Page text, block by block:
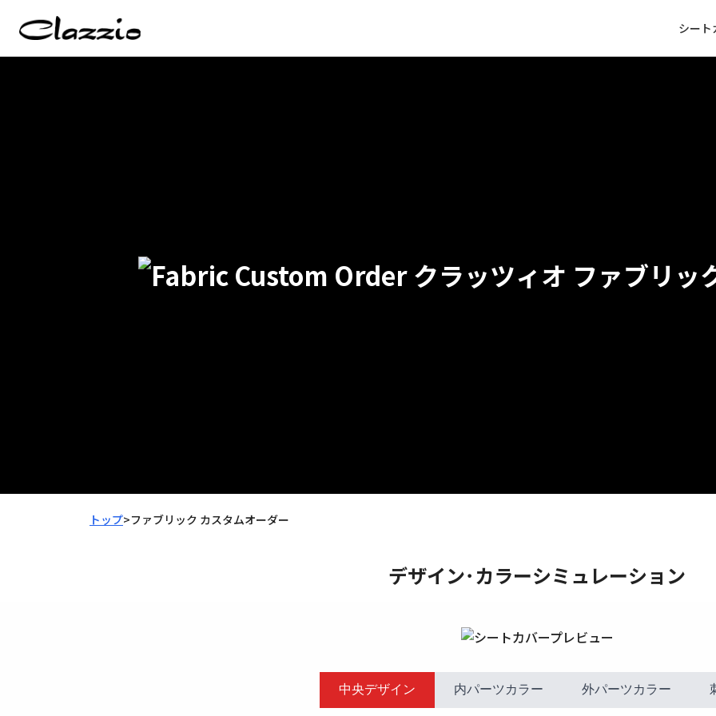
シート
クラッツィオ ファブリッ
トップ>ファブリック カスタムオーダー
デザイン･カラーシミュレーション
中央デザイン 内パーツカラー 外パーツカラー